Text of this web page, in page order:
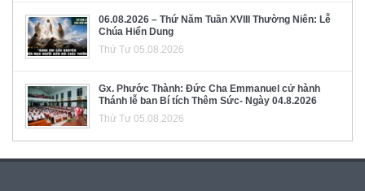
06.08.2026 – Thứ Năm Tuần XVIII Thường Niên: Lễ
Chúa Hiển Dung
Thứ Tư 05.08.2026
Gx. Phước Thành: Đức Cha Emmanuel cử hành
Thánh lễ ban Bí tích Thêm Sức- Ngày 04.8.2026
Thứ Tư 05.08.2026